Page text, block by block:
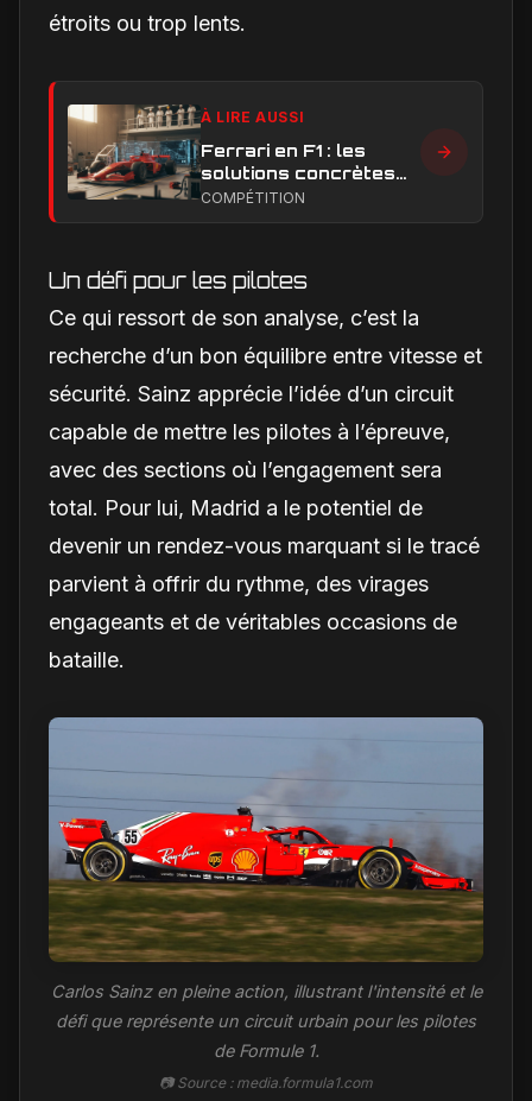
étroits ou trop lents.
À LIRE AUSSI
Ferrari en F1 : les
solutions concrètes
pour combler son
COMPÉTITION
Un défi pour les pilotes
Ce qui ressort de son analyse, c’est la
recherche d’un bon équilibre entre vitesse et
sécurité. Sainz apprécie l’idée d’un circuit
capable de mettre les pilotes à l’épreuve,
avec des sections où l’engagement sera
total. Pour lui, Madrid a le potentiel de
devenir un rendez-vous marquant si le tracé
parvient à offrir du rythme, des virages
engageants et de véritables occasions de
bataille.
Carlos Sainz en pleine action, illustrant l'intensité et le
défi que représente un circuit urbain pour les pilotes
de Formule 1.
📷 Source : media.formula1.com